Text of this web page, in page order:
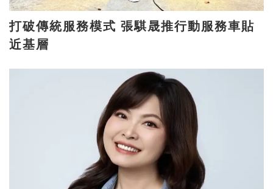
打破傳統服務模式 張騏晟推行動服務車貼
近基層